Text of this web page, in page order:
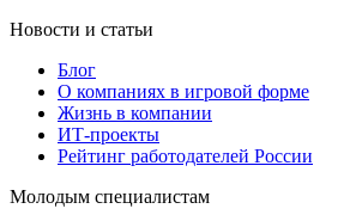
Новости и статьи
Блог
О компаниях в игровой форме
Жизнь в компании
ИТ-проекты
Рейтинг работодателей России
Молодым специалистам